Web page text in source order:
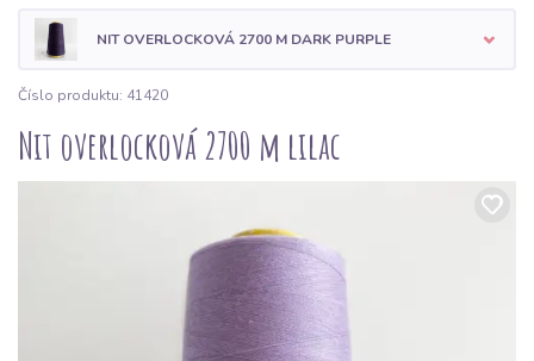
NIT OVERLOCKOVÁ 2700 M DARK PURPLE
Číslo produktu: 41420
Nit overlocková 2700 m lilac